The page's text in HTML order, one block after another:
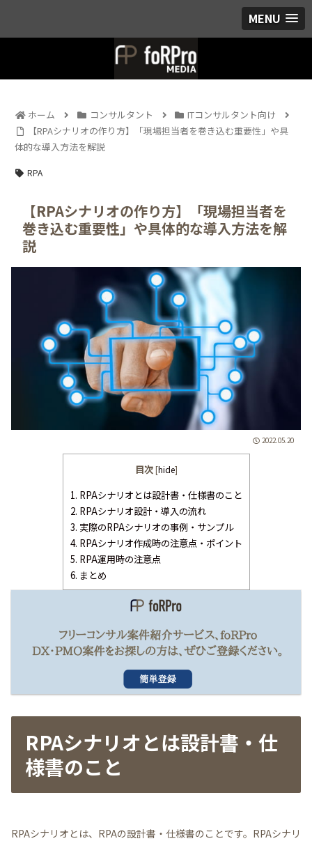
MENU
ホーム コンサルタント
ITコンサルタント向け
【RPAシナリオの作り方】「現場担当者を巻き込む重要性」や具
体的な導入方法を解説
RPA
【RPAシナリオの作り方】「現場担当者を
巻き込む重要性」や具体的な導入方法を解
説
2022.05.20
目次 [hide]
1. RPAシナリオとは設計書・仕様書のこと
2. RPAシナリオ設計・導入の流れ
3. 実際のRPAシナリオの事例・サンプル
4. RPAシナリオ作成時の注意点・ポイント
5. RPA運用時の注意点
6. まとめ
RPAシナリオとは設計書・仕
様書のこと
RPAシナリオとは、RPAの設計書・仕様書のことです。RPAシナリ